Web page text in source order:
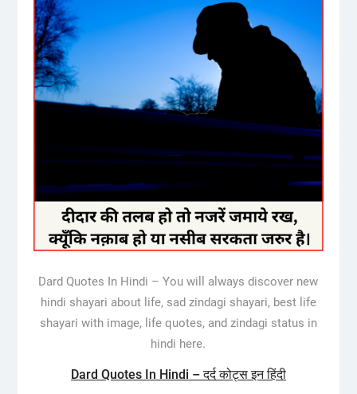
Dard Quotes In Hindi – You will always discover new
hindi shayari about life, sad zindagi shayari, best life
shayari with image, life quotes, and zindagi status in
hindi here.
Dard Quotes In Hindi – दर्द कोट्स इन हिंदी